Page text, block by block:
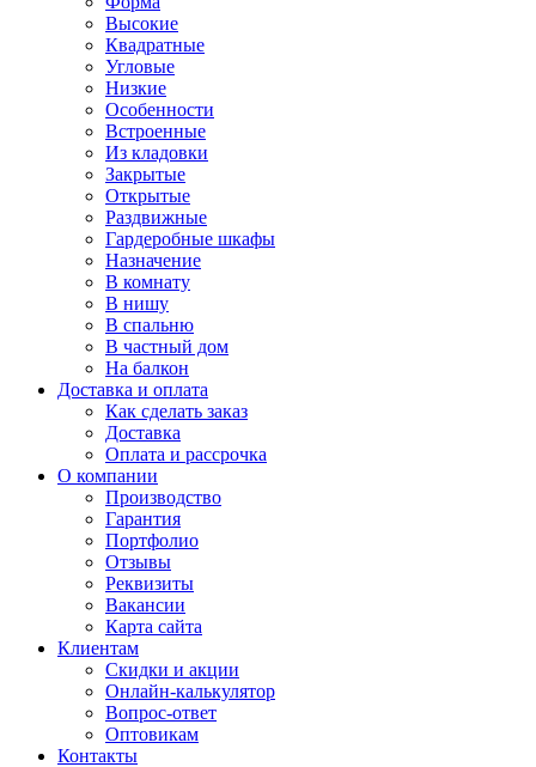
Высокие
Квадратные
Угловые
Низкие
Особенности
Встроенные
Из кладовки
Закрытые
Открытые
Раздвижные
Гардеробные шкафы
Назначение
В комнату
В нишу
В спальню
В частный дом
На балкон
Доставка и оплата
Как сделать заказ
Доставка
Оплата и рассрочка
О компании
Производство
Гарантия
Портфолио
Отзывы
Реквизиты
Вакансии
Карта сайта
Клиентам
Скидки и акции
Онлайн-калькулятор
Вопрос-ответ
Оптовикам
Контакты